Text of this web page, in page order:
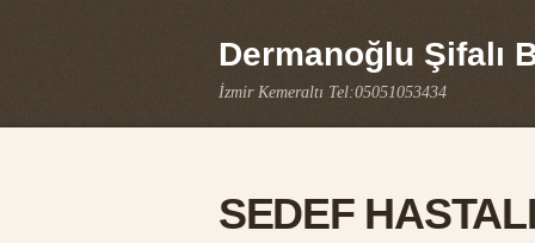
Dermanoğlu Şifalı
İzmir Kemeraltı Tel:05051053434
SEDEF